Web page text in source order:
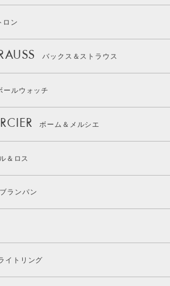
ロン
バックス＆ストラウス
ールウォッチ
ボーム＆メルシエ
＆ロス
ブランパン
イトリング